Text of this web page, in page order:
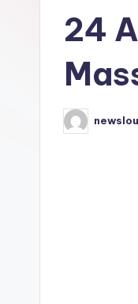
24
Posted
by